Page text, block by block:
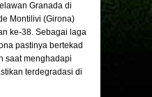
Granada di
Montilivi (Girona)
ke-38. Sebagai laga
pastinya bertekad
saat menghadapi
terdegradasi di